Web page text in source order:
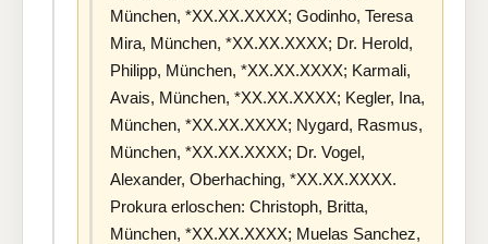
München, *XX.XX.XXXX; Godinho, Teresa
Mira, München, *XX.XX.XXXX; Dr. Herold,
Philipp, München, *XX.XX.XXXX; Karmali,
Avais, München, *XX.XX.XXXX; Kegler, Ina,
München, *XX.XX.XXXX; Nygard, Rasmus,
München, *XX.XX.XXXX; Dr. Vogel,
Alexander, Oberhaching, *XX.XX.XXXX.
Prokura erloschen: Christoph, Britta,
München, *XX.XX.XXXX; Muelas Sanchez,